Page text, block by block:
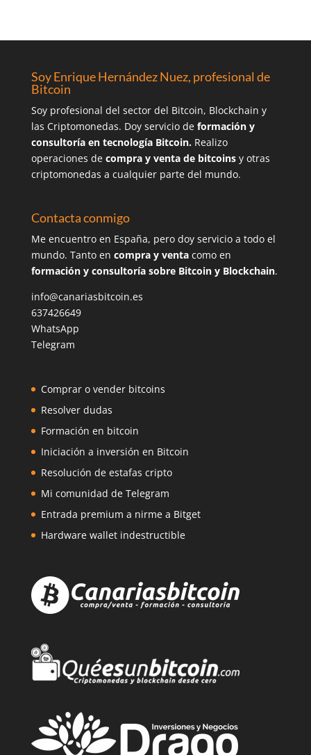
Soy Enrique Hernández Nuez, profesional de
Bitcoin
Soy profesional del sector del Bitcoin, Blockchain y
las Criptomonedas. Doy servicio de formación y
consultoría en tecnología Bitcoin.Realizo
operaciones de compra y venta de bitcoinsy otras
criptomonedas a cualquier parte del mundo.
Contacta conmigo
Me encuentro en España, pero doy servicio a todo el
mundo. Tanto en compra y ventacomo en
formación y consultoría sobre Bitcoin y Blockchain.
info@canariasbitcoin.es
637426649
WhatsApp
Telegram
Comprar o vender bitcoins
Resolver dudas
Formación en bitcoin
Iniciación a inversión en Bitcoin
Resolución de estafas cripto
Mi comunidad de Telegram
Entrada premium a nirme a Bitget
Hardware wallet indestructible